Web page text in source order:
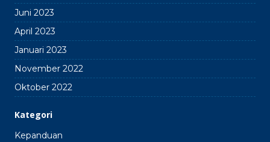
Juni 2023
April 2023
Januari 2023
November 2022
Oktober 2022
Kategori
Kepanduan